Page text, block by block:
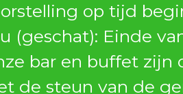
op tijd
(geschat): Einde
bar en buffet zijn
de steun van de